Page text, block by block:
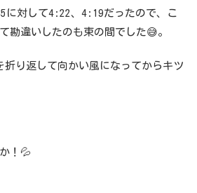
に対して4:22、4:19だったので、こ
勘違いしたのも束の間でした😅。
折り返して向かい風になってからキツ
！💦